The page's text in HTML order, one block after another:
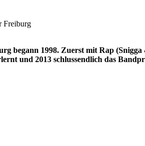
Freiburg
begann 1998. Zuerst mit Rap
und 2013 schlussendlich das